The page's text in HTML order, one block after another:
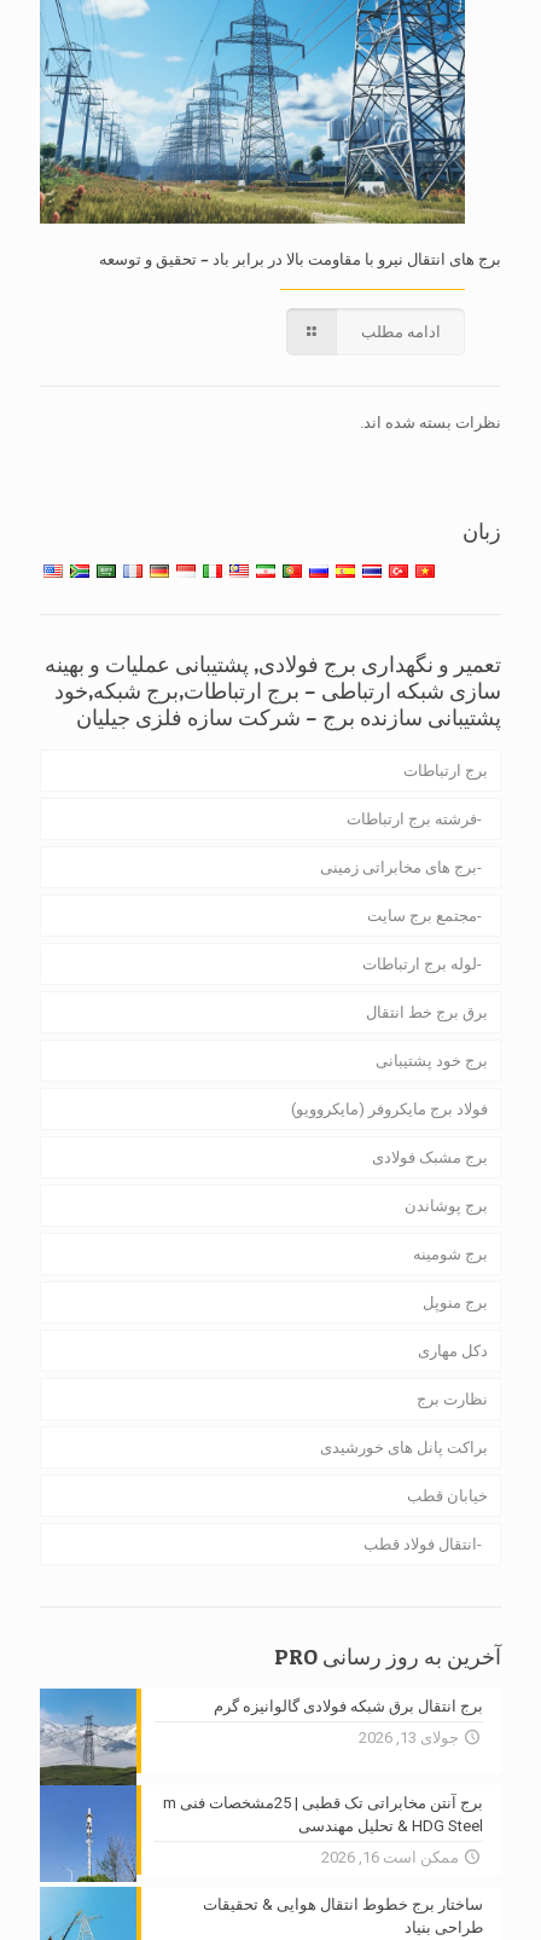
برج های انتقال نیرو با مقاومت بالا در برابر باد – تحقیق و توسعه
ادامه مطلب
نظرات بسته شده اند.
زبان
تعمیر و نگهداری برج فولادی, پشتیبانی عملیات و بهینه
سازی شبکه ارتباطی – برج ارتباطات,برج شبکه,خود
پشتیبانی سازنده برج – شرکت سازه فلزی جیلیان
برج ارتباطات
فرشته برج ارتباطات
برج های مخابراتی زمینی
مجتمع برج سایت
لوله برج ارتباطات
برق برج خط انتقال
برج خود پشتیبانی
فولاد برج مایکروفر (مایکروویو)
برج مشبک فولادی
برج پوشاندن
برج شومینه
برج منوپل
دکل مهاری
نظارت برج
براکت پانل های خورشیدی
خیابان قطب
انتقال فولاد قطب
آخرین به روز رسانی PRO
برج انتقال برق شبکه فولادی گالوانیزه گرم
جولای 13, 2026
برج آنتن مخابراتی تک قطبی | 25مشخصات فنی m
HDG Steel & تحلیل مهندسی
ممکن است 16, 2026
ساختار برج خطوط انتقال هوایی & تحقیقات
طراحی بنیاد